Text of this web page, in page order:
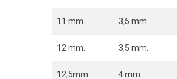
11 mm. 3,5 mm.
12 mm. 3,5 mm.
12,5mm. 4 mm.